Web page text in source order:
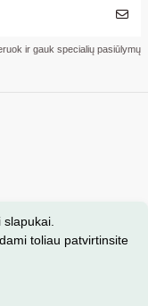
ir gauk specialių pasiūlymų
saugomos
slapukai
toliau patvirtinsite